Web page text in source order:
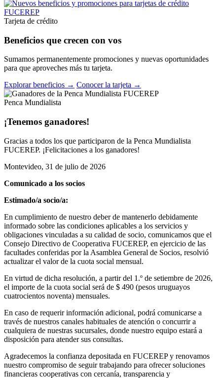
Tarjeta de crédito
Beneficios que crecen con vos
Sumamos permanentemente promociones y nuevas oportunidades
para que aproveches más tu tarjeta.
Explorar beneficios → Conocer la tarjeta →
Penca Mundialista
¡Tenemos ganadores!
Gracias a todos los que participaron de la Penca Mundialista
FUCEREP. ¡Felicitaciones a los ganadores!
Montevideo, 31 de julio de 2026
Comunicado a los socios
Estimado/a socio/a:
En cumplimiento de nuestro deber de mantenerlo debidamente
informado sobre las condiciones aplicables a los servicios y
obligaciones vinculadas a su calidad de socio, comunicamos que el
Consejo Directivo de Cooperativa FUCEREP, en ejercicio de las
facultades conferidas por la Asamblea General de Socios, resolvió
actualizar el valor de la cuota social mensual.
En virtud de dicha resolución, a partir del 1.º de setiembre de 2026,
el importe de la cuota social será de $ 490 (pesos uruguayos
cuatrocientos noventa) mensuales.
En caso de requerir información adicional, podrá comunicarse a
través de nuestros canales habituales de atención o concurrir a
cualquiera de nuestras sucursales, donde nuestro equipo estará a
disposición para atender sus consultas.
Agradecemos la confianza depositada en FUCEREP y renovamos
nuestro compromiso de seguir trabajando para ofrecer soluciones
financieras cooperativas con cercanía, transparencia y